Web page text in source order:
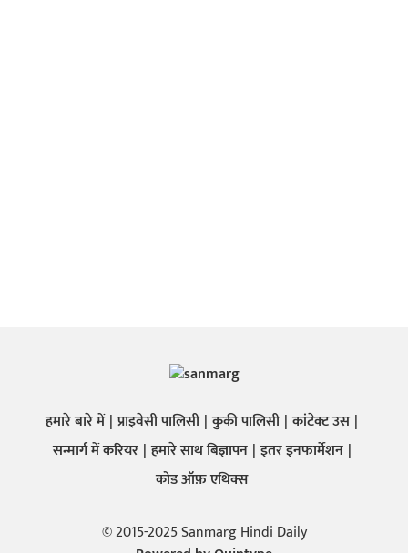
हमारे बारे में प्राइवेसी पालिसी कुकी पालिसी कांटेक्ट उस
सन्मार्ग में करियर हमारे साथ बिज्ञापन इतर इनफार्मेशन
कोड ऑफ़ एथिक्स
© 2015-2025 Sanmarg Hindi Daily